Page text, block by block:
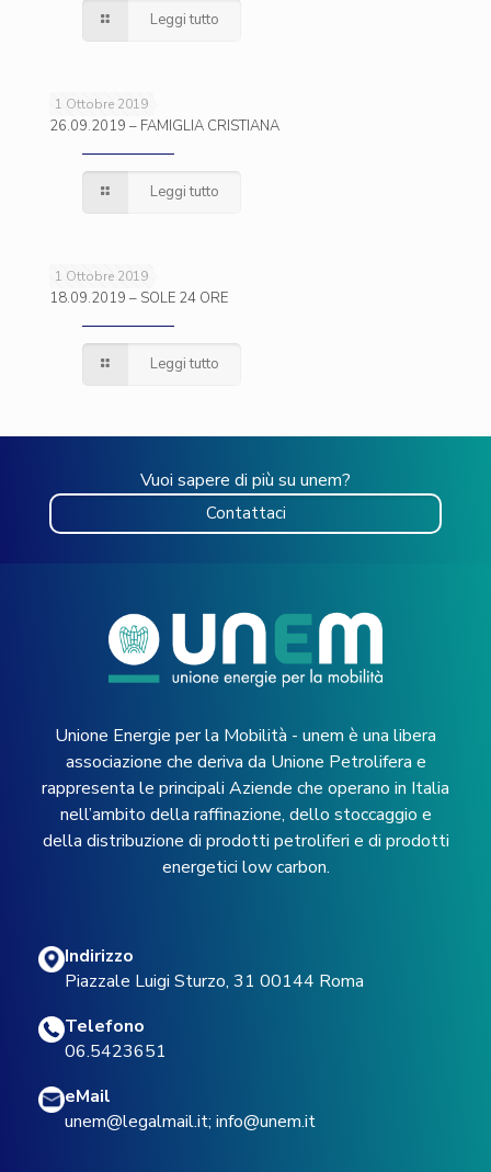
Leggi tutto
1 Ottobre 2019
26.09.2019 – FAMIGLIA CRISTIANA
Leggi tutto
1 Ottobre 2019
18.09.2019 – SOLE 24 ORE
Leggi tutto
Vuoi sapere di più su unem?
Contattaci
Unione Energie per la Mobilità - unem è una libera
associazione che deriva da Unione Petrolifera e
rappresenta le principali Aziende che operano in Italia
nell’ambito della raffinazione, dello stoccaggio e
della distribuzione di prodotti petroliferi e di prodotti
energetici low carbon.
Indirizzo
Piazzale Luigi Sturzo, 31 00144 Roma
Telefono
06.5423651
eMail
unem@legalmail.it; info@unem.it